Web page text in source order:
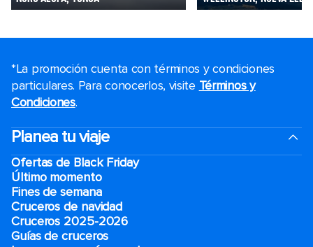
*La promoción cuenta con términos y condiciones
particulares. Para conocerlos, visite Términos y
Condiciones.
Planea tu viaje
Ofertas de Black Friday
Último momento
Fines de semana
Cruceros de navidad
Cruceros 2025-2026
Guías de cruceros